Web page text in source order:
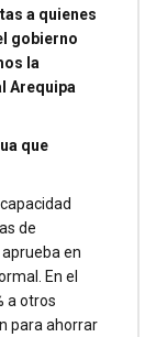
a quienes
gobierno
la
Arequipa
que
de
en
En el
a otros
para ahorrar